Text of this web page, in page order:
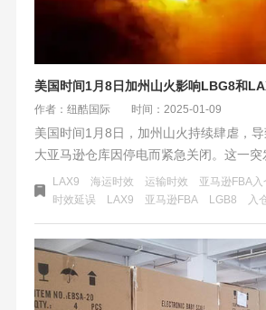
作者：纽酷国际 时间：2025-01-09
美国时间1月8日，加州山火持续肆虐，
大亚马逊仓库因停电而紧急关闭。这一突
跨境物流派送，特别是亚马逊入仓流程。
散，仓库关闭进一步加剧了物流时效的延
战，急需寻找替代物流方案以应对危机。
LAX9 海运时效 运输时效 亚马逊FBA入
时效延误
LAX9 ​亚马逊FBA LGB8 入